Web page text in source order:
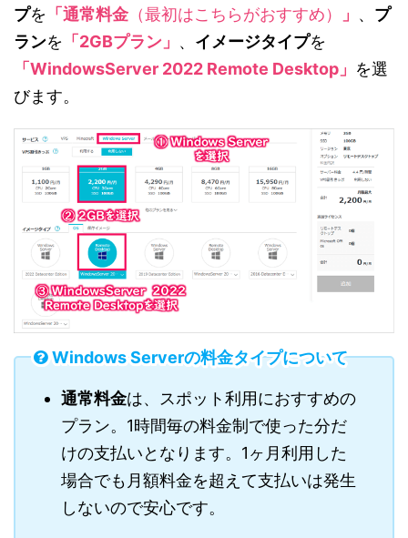
プを 「通常料金 （最初はこちらがおすすめ） 」 、 プ
ランを 「2GBプラン」 、 イメージタイプを
「WindowsServer 2022 Remote Desktop」 を選
びます。
Windows Serverの料金タイプについて
通常料金は、スポット利用におすすめの
プラン。1時間毎の料金制で使った分だ
けの支払いとなります。1ヶ月利用した
場合でも月額料金を超えて支払いは発生
しないので安心です。